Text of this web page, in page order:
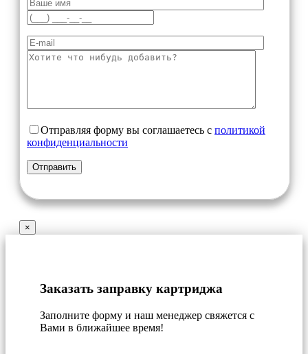
Отправляя форму вы соглашаетесь с политикой
конфиденциальности
×
Заказать заправку картриджа
Заполните форму и наш менеджер свяжется с
Вами в ближайшее время!